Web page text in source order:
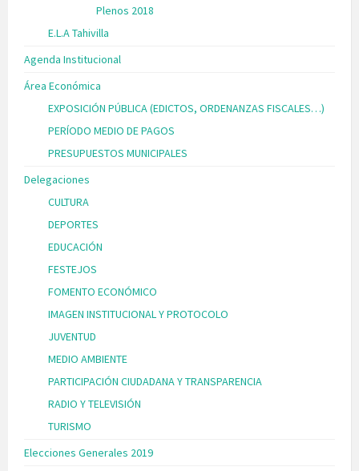
Plenos 2018
E.L.A Tahivilla
Agenda Institucional
Área Económica
EXPOSICIÓN PÚBLICA (EDICTOS, ORDENANZAS FISCALES…)
PERÍODO MEDIO DE PAGOS
PRESUPUESTOS MUNICIPALES
Delegaciones
CULTURA
DEPORTES
EDUCACIÓN
FESTEJOS
FOMENTO ECONÓMICO
IMAGEN INSTITUCIONAL Y PROTOCOLO
JUVENTUD
MEDIO AMBIENTE
PARTICIPACIÓN CIUDADANA Y TRANSPARENCIA
RADIO Y TELEVISIÓN
TURISMO
Elecciones Generales 2019